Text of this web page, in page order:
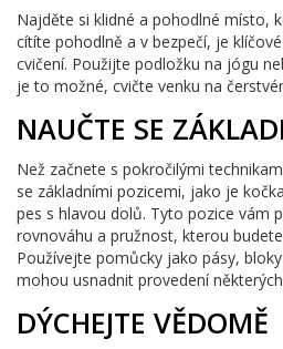
Najděte si klidné a pohodlné místo,
cítíte pohodlně a v bezpečí, je
cvičení. Použijte podložku na jógu
je to možné, cvičte venku na
NAUČTE SE
Než začnete s pokročilými
se základními pozicemi, jako je
pes s hlavou dolů. Tyto pozice vám
rovnováhu a pružnost, kterou
Používejte pomůcky jako pásy,
mohou usnadnit provedení
DÝCHEJTE VĚDOMĚ